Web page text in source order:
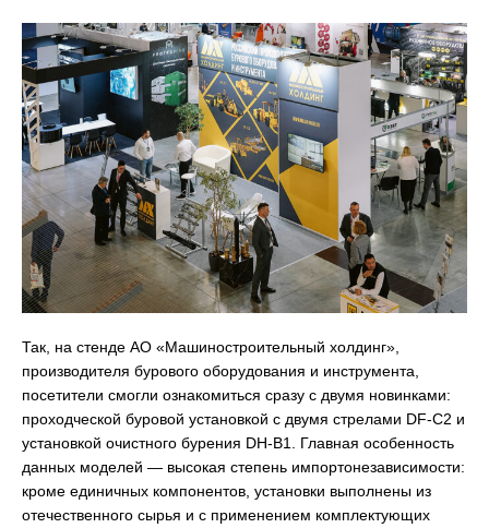
Так, на стенде АО «Машиностроительный холдинг»,
производителя бурового оборудования и инструмента,
посетители смогли ознакомиться сразу с двумя новинками:
проходческой буровой установкой с двумя стрелами DF-C2 и
установкой очистного бурения DH-B1. Главная особенность
данных моделей — высокая степень импортонезависимости:
кроме единичных компонентов, установки выполнены из
отечественного сырья и с применением комплектующих